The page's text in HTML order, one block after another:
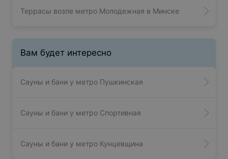
Террасы возле метро Молодежная в Минске
Вам будет интересно
Сауны и бани у метро Пушкинская
Сауны и бани у метро Спортивная
Сауны и бани у метро Кунцевщина